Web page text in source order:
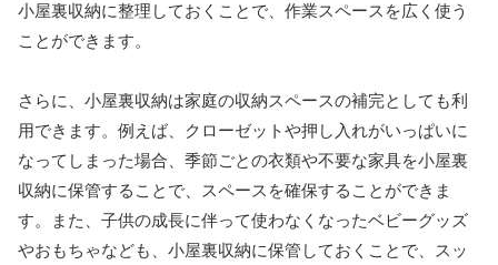
小屋裏収納に整理しておくことで、作業スペースを広く使う
ことができます。
さらに、小屋裏収納は家庭の収納スペースの補完としても利
用できます。例えば、クローゼットや押し入れがいっぱいに
なってしまった場合、季節ごとの衣類や不要な家具を小屋裏
収納に保管することで、スペースを確保することができま
す。また、子供の成長に伴って使わなくなったベビーグッズ
やおもちゃなども、小屋裏収納に保管しておくことで、スッ